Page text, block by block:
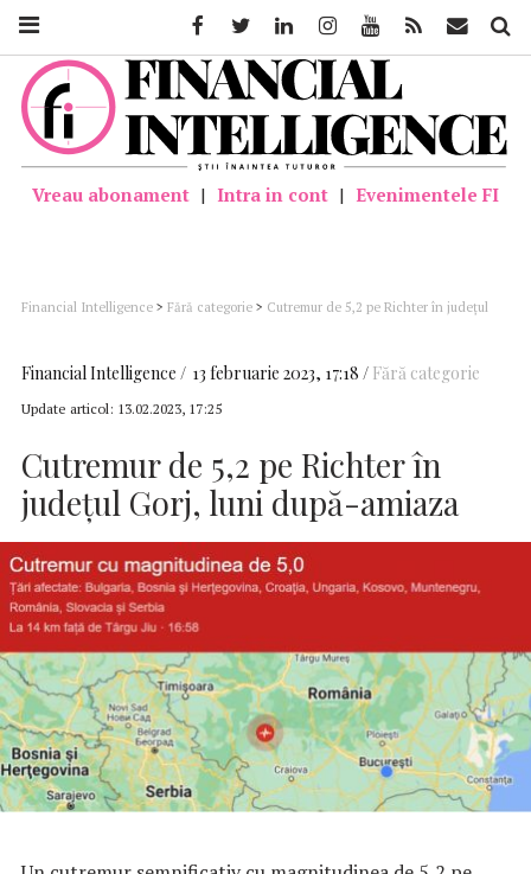
Vreau abonament | Intra in cont | Evenimentele FI
Financial Intelligence > Fără categorie > Cutremur de 5,2 pe Richter în judeţul
Financial Intelligence 13 februarie 2023, 17:18 Fără categorie
Update articol: 13.02.2023, 17:25
Cutremur de 5,2 pe Richter în
judeţul Gorj, luni după-amiaza
FacebookTwitter LinkedinInstagramYoutube Feed Mail